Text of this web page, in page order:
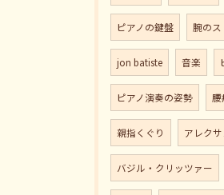
ピアノの鍵盤 腕のス
jon batiste 音楽
ピアノ演奏の姿勢 腰
親指くぐり アレク
バジル・クリッツァー